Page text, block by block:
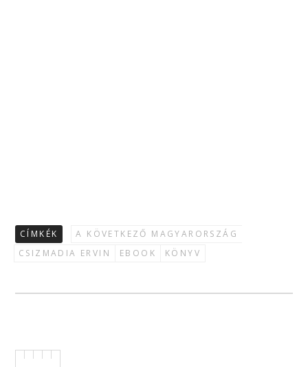
CÍMKÉK
A KÖVETKEZŐ MAGYARORSZÁG
CSIZMADIA ERVIN
EBOOK KÖNYV